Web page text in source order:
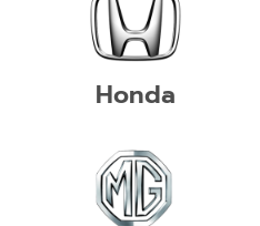
Honda